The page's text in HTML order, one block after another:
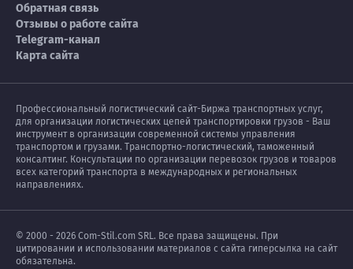
Обратная связь
Отзывы о работе сайта
Telegram-канал
Карта сайта
Профессиональный логистический сайт-Биржа транспортных услуг,
для организации логистических цепей транспортировки грузов - Ваш
инструмент в организации современной системы управления
транспортом и грузами. Транспортно-логистический, таможенный
консалтинг. Консультации по организации перевозок грузов и товаров
всех категорий транспорта в международных и региональных
направлениях.
© 2000 - 2026 Com-Stil.com SRL. Все права защищены. При
цитировании и использовании материалов с сайта гиперсылка на сайт
обязательна.